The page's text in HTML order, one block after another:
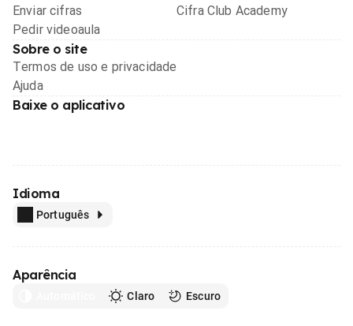
Enviar cifras
Pedir videoaula
Cifra Club Academy
Sobre o site
Termos de uso e privacidade
Ajuda
Baixe o aplicativo
Idioma
Português
Aparência
Claro Escuro